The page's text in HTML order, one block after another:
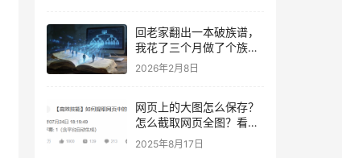
回老家翻出一本破族谱，
我花了三个月做了个族谱
管理软件
2026年2月8日
网页上的大图怎么保存？
怎么截取网页全图？看完
就会
2025年8月17日